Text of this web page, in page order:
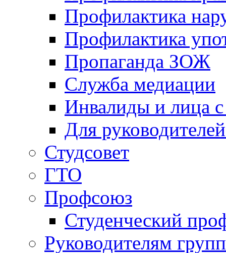
Профилактика
Профилактика
Пропаганда ЗОЖ
Служба медиации
Инвалиды и лица
Для
Студсовет
ГТО
Профсоюз
Студенческий
Руководителям групп